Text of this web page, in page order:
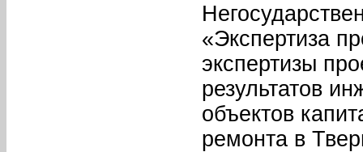
«Экспертиза
экспертизы
результатов
объектов
ремонта в